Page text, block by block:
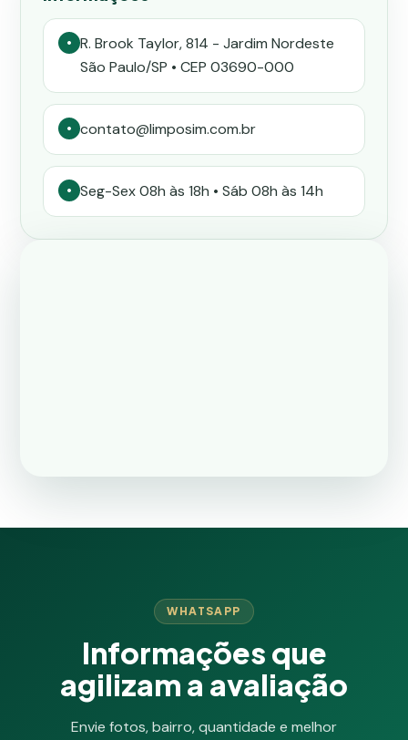
• R. Brook Taylor, 814 - Jardim Nordeste
São Paulo/SP • CEP 03690-000
• contato@limposim.com.br
• Seg-Sex 08h às 18h • Sáb 08h às 14h
WHATSAPP
Informações que
agilizam a avaliação
Envie fotos, bairro, quantidade e melhor